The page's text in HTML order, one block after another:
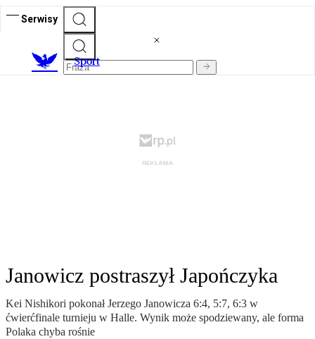
Serwisy
Sport
Janowicz postraszył Japończyka
Kei Nishikori pokonał Jerzego Janowicza 6:4, 5:7, 6:3 w
ćwierćfinale turnieju w Halle. Wynik może spodziewany, ale forma
Polaka chyba rośnie